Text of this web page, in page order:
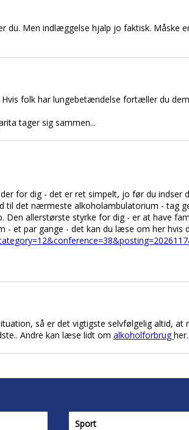
du. Men indlæggelse hjalp jo faktisk. Måske
folk har lungebetændelse fortæller du
tager sig sammen...
for dig - det er ret simpelt, jo før du indser
til det nærmeste alkoholambulatorium - tag
allerstørste styrke for dig - er at have
- et par gange - det kan du læse om her hvis
så er det vigtigste selvfølgelig altid,
Andre kan læse lidt om alkoholforbrugher..
Sport